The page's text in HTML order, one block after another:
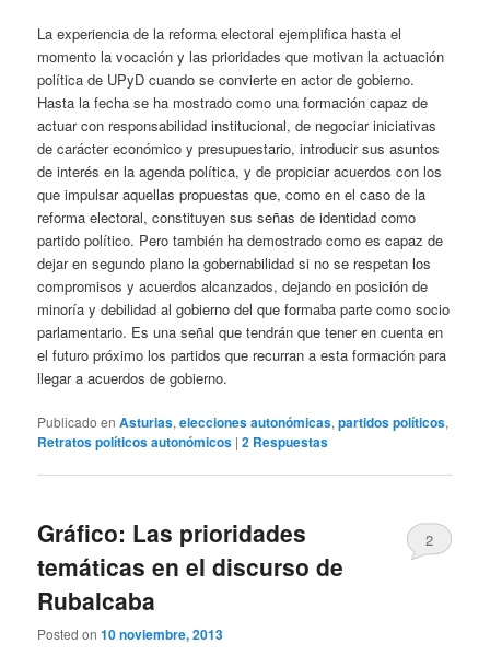
La experiencia de la reforma electoral ejemplifica hasta el
momento la vocación y las prioridades que motivan la actuación
política de UPyD cuando se convierte en actor de gobierno.
Hasta la fecha se ha mostrado como una formación capaz de
actuar con responsabilidad institucional, de negociar iniciativas
de carácter económico y presupuestario, introducir sus asuntos
de interés en la agenda política, y de propiciar acuerdos con los
que impulsar aquellas propuestas que, como en el caso de la
reforma electoral, constituyen sus señas de identidad como
partido político. Pero también ha demostrado como es capaz de
dejar en segundo plano la gobernabilidad si no se respetan los
compromisos y acuerdos alcanzados, dejando en posición de
minoría y debilidad al gobierno del que formaba parte como socio
parlamentario. Es una señal que tendrán que tener en cuenta en
el futuro próximo los partidos que recurran a esta formación para
llegar a acuerdos de gobierno.
Publicado en Asturias,elecciones autonómicas,partidos políticos,
Retratos políticos autonómicos |2 Respuestas
Gráfico: Las prioridades
temáticas en el discurso de
Rubalcaba
Posted on10 noviembre, 2013
2